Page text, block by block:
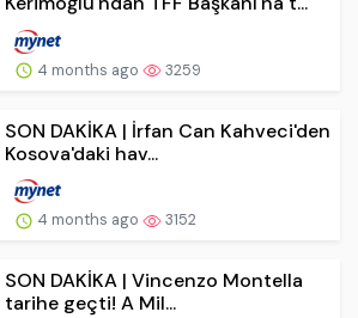
4 months ago 3259
SON DAKİKA | İrfan Can Kahveci'den
Kosova'daki hav...
4 months ago 3152
SON DAKİKA | Vincenzo Montella
tarihe geçti! A Mil...